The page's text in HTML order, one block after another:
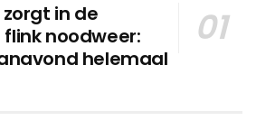
in de
noodweer:
helemaal